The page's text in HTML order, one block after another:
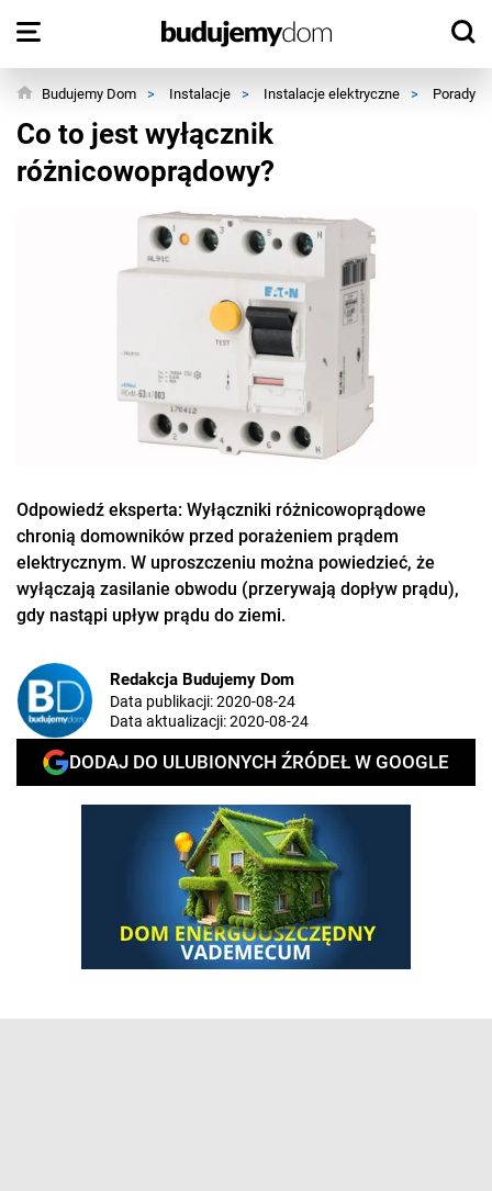
Budujemy Dom > Instalacje > Instalacje elektryczne > Porady
Co to jest wyłącznik
różnicowoprądowy?
Odpowiedź eksperta: Wyłączniki różnicowoprądowe
chronią domowników przed porażeniem prądem
elektrycznym. W uproszczeniu można powiedzieć, że
wyłączają zasilanie obwodu (przerywają dopływ prądu),
gdy nastąpi upływ prądu do ziemi.
Redakcja Budujemy Dom
Data publikacji:2020-08-24
Data aktualizacji:2020-08-24
DODAJ DO ULUBIONYCH ŹRÓDEŁ W GOOGLE